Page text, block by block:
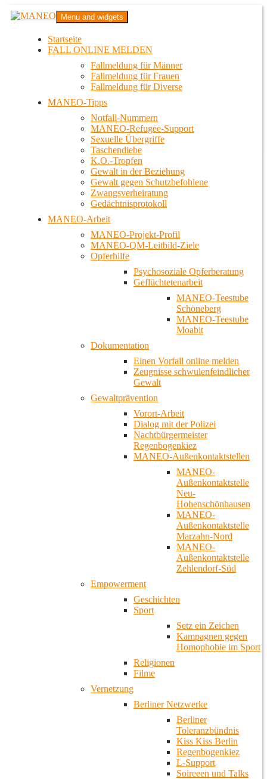
Zum
InhaltMANEO
Das schwule Anti-Gewalt-Projekt in Berlin
Menu and widgets
Startseite
FALL ONLINE MELDEN
Fallmeldung für Männer
Fallmeldung für Frauen
Fallmeldung für Diverse
MANEO-Tipps
Notfall-Nummern
MANEO-Refugee-Support
Sexuelle Übergriffe
Taschendiebe
K.O.-Tropfen
Gewalt in der Beziehung
Gewalt gegen Schutzbefohlene
Zwangsverheiratung
Gedächtnisprotokoll
MANEO-Arbeit
MANEO-Projekt-Profil
MANEO-QM-Leitbild-Ziele
Opferhilfe
Psychosoziale Opferberatung
Geflüchtetenarbeit
MANEO-Teestube
Schöneberg
MANEO-Teestube
Moabit
Dokumentation
Einen Vorfall online melden
Zeugnisse schwulenfeindlicher
Gewalt
Gewaltprävention
Vorort-Arbeit
Dialog mit der Polizei
Nachtbürgermeister
Regenbogenkiez
MANEO-Außenkontaktstellen
MANEO-
Außenkontaktstelle
Neu-
Hohenschönhausen
MANEO-
Außenkontaktstelle
Marzahn-Nord
MANEO-
Außenkontaktstelle
Zehlendorf-Süd
Empowerment
Geschichten
Sport
Setz ein Zeichen
Kampagnen gegen
Homophobie im Sport
Religionen
Filme
Vernetzung
Berliner Netzwerke
Berliner
Toleranzbündnis
Kiss Kiss Berlin
Regenbogenkiez
L-Support
Soireeen und Talks